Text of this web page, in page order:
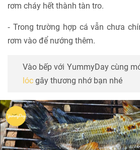
rơm cháy hết thành tàn tro.
⁃ Trong trường hợp cá vẫn chưa
rơm vào để nướng thêm.
Vào bếp với YummyDay cùng
lóc gây thương nhớ bạn nhé